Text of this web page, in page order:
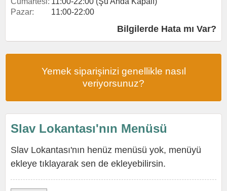
Pazar:
11:00-22:00
Bilgilerde Hata mı Var?
Yemek siparişinizi genellikle nasıl
veriyorsunuz?
Slav Lokantası'nın Menüsü
Slav Lokantası'nın henüz menüsü yok, menüyü
ekleye tıklayarak sen de ekleyebilirsin.